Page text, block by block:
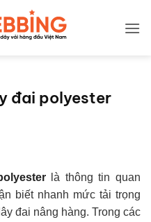
đai polyester
là thông tin quan
biết nhanh mức tải trọng
đai nâng hàng. Trong các